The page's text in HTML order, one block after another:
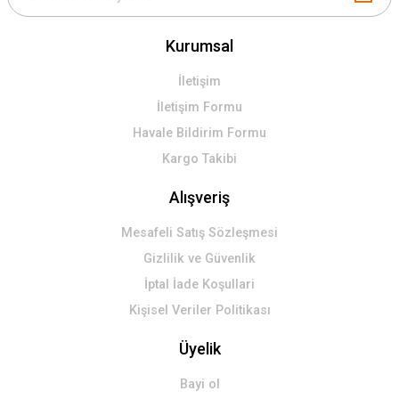
Kurumsal
İletişim
İletişim Formu
Havale Bildirim Formu
Kargo Takibi
Alışveriş
Mesafeli Satış Sözleşmesi
Gizlilik ve Güvenlik
İptal İade Koşullari
Kişisel Veriler Politikası
Üyelik
Bayi ol